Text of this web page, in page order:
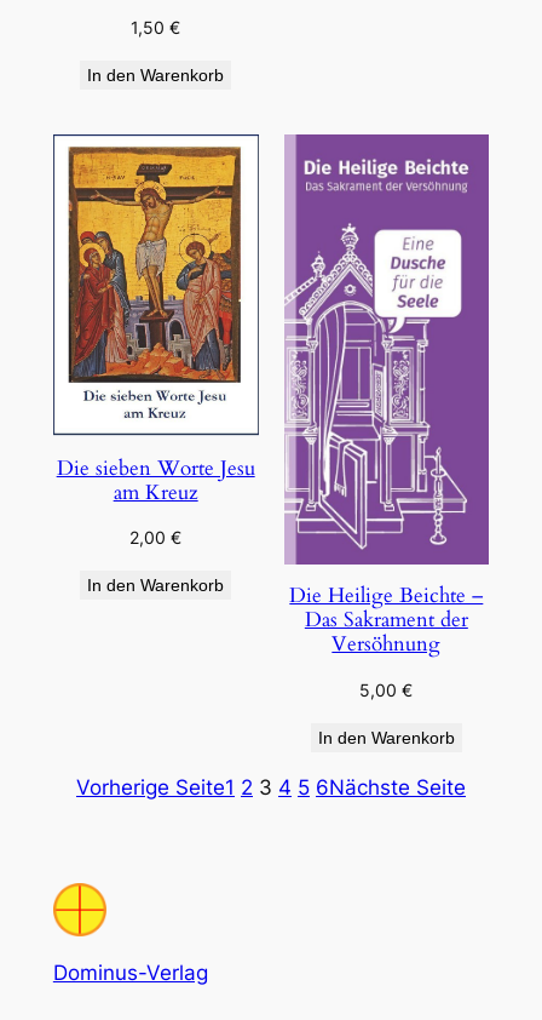
1,50€
In den Warenkorb
Die sieben Worte Jesu
am Kreuz
2,00€
In den Warenkorb
Die Heilige Beichte –
Das Sakrament der
Versöhnung
5,00€
In den Warenkorb
Vorherige Seite1 2 3 4 5 6Nächste Seite
Dominus-Verlag